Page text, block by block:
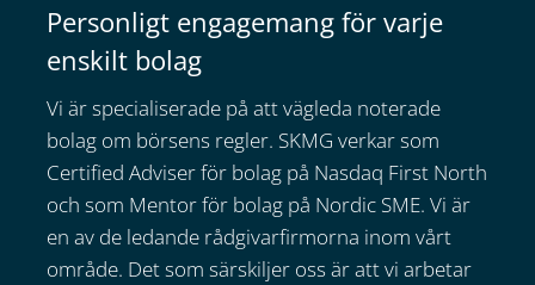
Personligt engagemang för varje
enskilt bolag
Vi är specialiserade på att vägleda noterade
bolag om börsens regler. SKMG verkar som
Certified Adviser för bolag på Nasdaq First North
och som Mentor för bolag på Nordic SME. Vi är
en av de ledande rådgivarfirmorna inom vårt
område. Det som särskiljer oss är att vi arbetar